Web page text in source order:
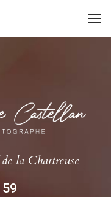
la Chartreuse